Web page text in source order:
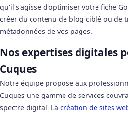
qu'il s'agisse d'optimiser votre fiche
créer du contenu de blog ciblé ou de
métadonnées de vos pages.
Nos expertises digitales
Cuques
Notre équipe propose aux
Cuques une gamme de services
spectre digital. La création de sites